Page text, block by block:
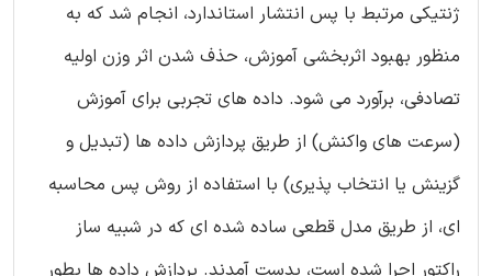
ژنتیکی مرتبط با پس انتشار استاندارد، انجام شد که به
منظور بهبود اثربخشی آموزش، حذف شدن اثر وزن اولیه
تصادفی، برآورد می شود. داده های تجربی برای آموزش
(سرعت های واکنش) از طریق پردازش داده ها (تبدیل و
گزینش یا انتخاب پذیری) با استفاده از روش پس محاسبه
ای، از طریق مدل قطعی ساده شده ای که در شبیه ساز
راکتور اجرا شده است، بدست آمدند. پردازش داده ها بطور